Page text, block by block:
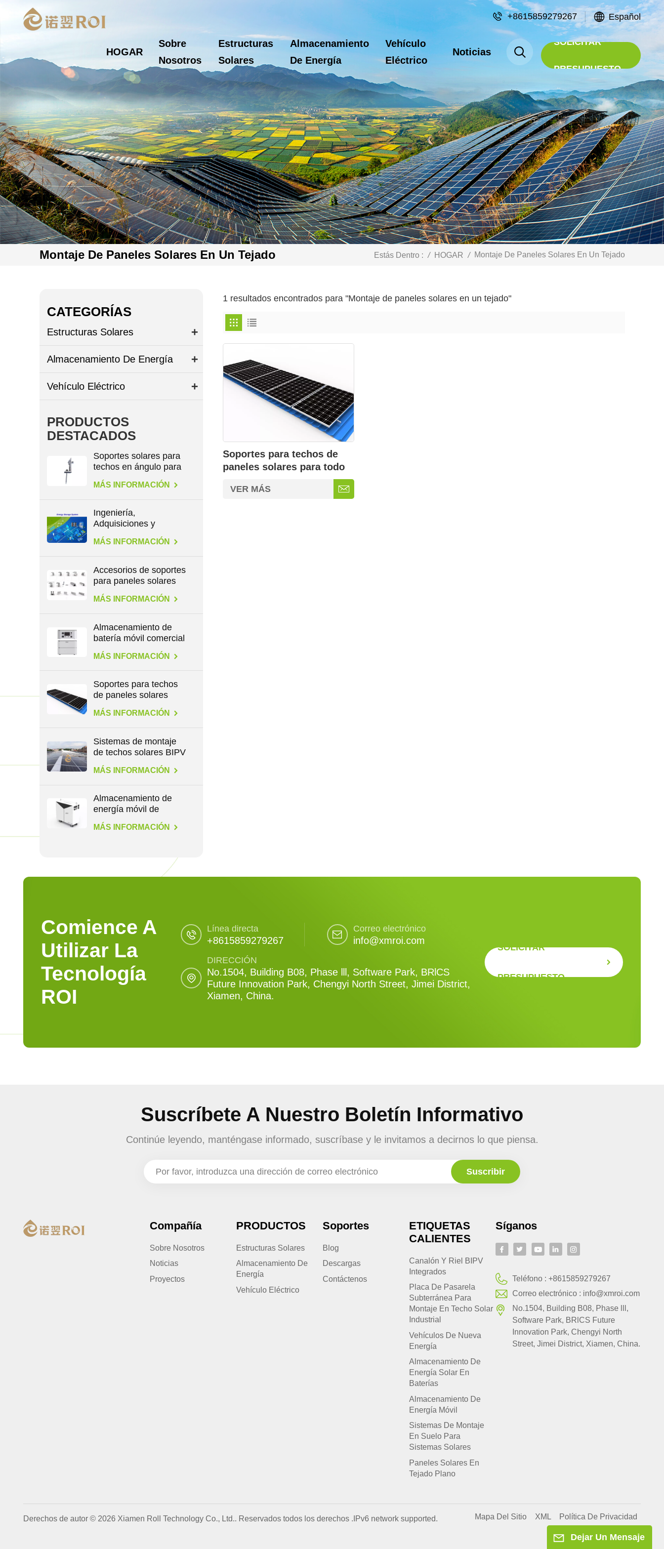
+8615859279267 Español
HOGAR
Sobre
Nosotros
Estructuras
Solares
Almacenamiento
De Energía
Vehículo
Eléctrico
Noticias
SOLICITAR
PRESUPUESTO
Montaje De Paneles Solares En Un Tejado Estás Dentro : / HOGAR / Montaje De Paneles Solares En Un Tejado
1 resultados encontrados para "Montaje de paneles solares en un tejado"
Soportes para techos de
paneles solares para todo
VER MÁS
CATEGORÍAS
Estructuras Solares
Almacenamiento De Energía
Vehículo Eléctrico
PRODUCTOS
DESTACADOS
Soportes solares para
techos en ángulo para
patas en L
MÁS INFORMACIÓN
Ingeniería,
Adquisiciones y
Construcción en
Energía
MÁS INFORMACIÓN
Accesorios de soportes
para paneles solares
para todo tipo de
techos
MÁS INFORMACIÓN
Almacenamiento de
batería móvil comercial
de gran capacidad de
2,3 kWh
MÁS INFORMACIÓN
Soportes para techos
de paneles solares
para todo tipo de
techos
MÁS INFORMACIÓN
Sistemas de montaje
de techos solares BIPV
MÁS INFORMACIÓN
Almacenamiento de
energía móvil de
1,1/4,6/14,3 kWh
MÁS INFORMACIÓN
Comience A
Utilizar La
Tecnología
ROI
Línea directa
+8615859279267
Correo electrónico
info@xmroi.com
DIRECCIÓN
No.1504, Building B08, Phase lll, Software Park, BRlCS
Future Innovation Park, Chengyi North Street, Jimei District,
Xiamen, China.
SOLICITAR
PRESUPUESTO
Suscríbete A Nuestro Boletín Informativo
Continúe leyendo, manténgase informado, suscríbase y le invitamos a decirnos lo que piensa.
Compañía
Sobre Nosotros
Noticias
Proyectos
PRODUCTOS
Estructuras Solares
Almacenamiento De
Energía
Vehículo Eléctrico
Soportes
Blog
Descargas
Contáctenos
ETIQUETAS
CALIENTES
Canalón Y Riel BIPV
Integrados
Placa De Pasarela
Subterránea Para
Montaje En Techo Solar
Industrial
Vehículos De Nueva
Energía
Almacenamiento De
Energía Solar En
Baterías
Almacenamiento De
Energía Móvil
Sistemas De Montaje
En Suelo Para
Sistemas Solares
Paneles Solares En
Tejado Plano
Síganos
Teléfono :+8615859279267
Correo electrónico : info@xmroi.com
No.1504, Building B08, Phase lll,
Software Park, BRlCS Future
Innovation Park, Chengyi North
Street, Jimei District, Xiamen, China.
Derechos de autor © 2026 Xiamen Roll Technology Co., Ltd.. Reservados todos los derechos . IPv6 network supported. Mapa Del Sitio XML Política De Privacidad
Dejar Un Mensaje